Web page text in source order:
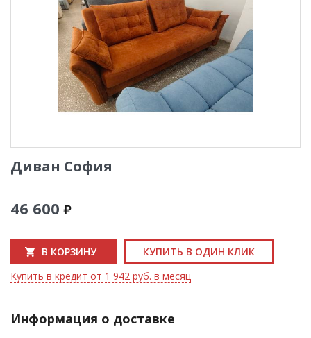
Диван София
46 600
В КОРЗИНУ
КУПИТЬ В ОДИН КЛИК
Купить в кредит от 1 942 руб. в месяц
Информация о доставке